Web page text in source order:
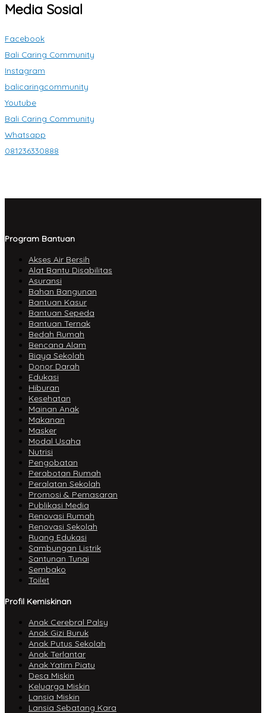
Media Sosial
Facebook
Bali Caring Community
Instagram
balicaringcommunity
Youtube
Bali Caring Community
Whatsapp
081236330888
Program Bantuan
Akses Air Bersih
Alat Bantu Disabilitas
Asuransi
Bahan Bangunan
Bantuan Kasur
Bantuan Sepeda
Bantuan Ternak
Bedah Rumah
Bencana Alam
Biaya Sekolah
Donor Darah
Edukasi
Hiburan
Kesehatan
Mainan Anak
Makanan
Masker
Modal Usaha
Nutrisi
Pengobatan
Perabotan Rumah
Peralatan Sekolah
Promosi & Pemasaran
Publikasi Media
Renovasi Rumah
Renovasi Sekolah
Ruang Edukasi
Sambungan Listrik
Santunan Tunai
Sembako
Toilet
Profil Kemiskinan
Anak Cerebral Palsy
Anak Gizi Buruk
Anak Putus Sekolah
Anak Terlantar
Anak Yatim Piatu
Desa Miskin
Keluarga Miskin
Lansia Miskin
Lansia Sebatang Kara